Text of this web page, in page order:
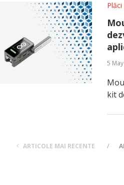
5
kit
ARTICOLE MAI RECENTE